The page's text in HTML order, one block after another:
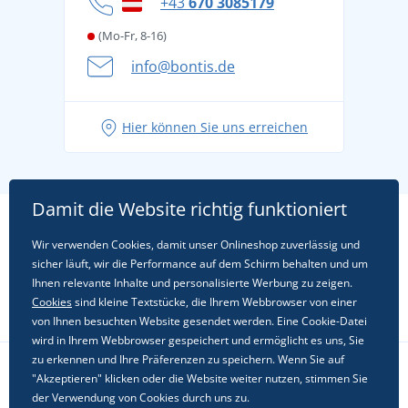
(Mo-Fr, 8-16)
info@bontis.de
Hier können Sie uns erreichen
Folgen Sie uns in sozialen Netzwerken
Damit die Website richtig funktioniert
Wir verwenden Cookies, damit unser Onlineshop zuverlässig und
sicher läuft, wir die Performance auf dem Schirm behalten und um
Ihnen relevante Inhalte und personalisierte Werbung zu zeigen.
Cookiessind kleine Textstücke, die Ihrem Webbrowser von einer
von Ihnen besuchten Website gesendet werden. Eine Cookie-Datei
wird in Ihrem Webbrowser gespeichert und ermöglicht es uns, Sie
zu erkennen und Ihre Präferenzen zu speichern. Wenn Sie auf
"Akzeptieren" klicken oder die Website weiter nutzen, stimmen Sie
der Verwendung von Cookies durch uns zu.